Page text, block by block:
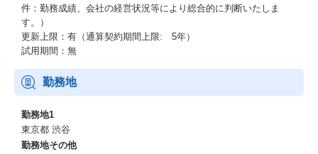
件：勤務成績、会社の経営状況等により総合的に判断いたしま
す。）
更新上限：有（通算契約期間上限: 5年）
試用期間：無
勤務地
勤務地1
東京都 渋谷
勤務地その他